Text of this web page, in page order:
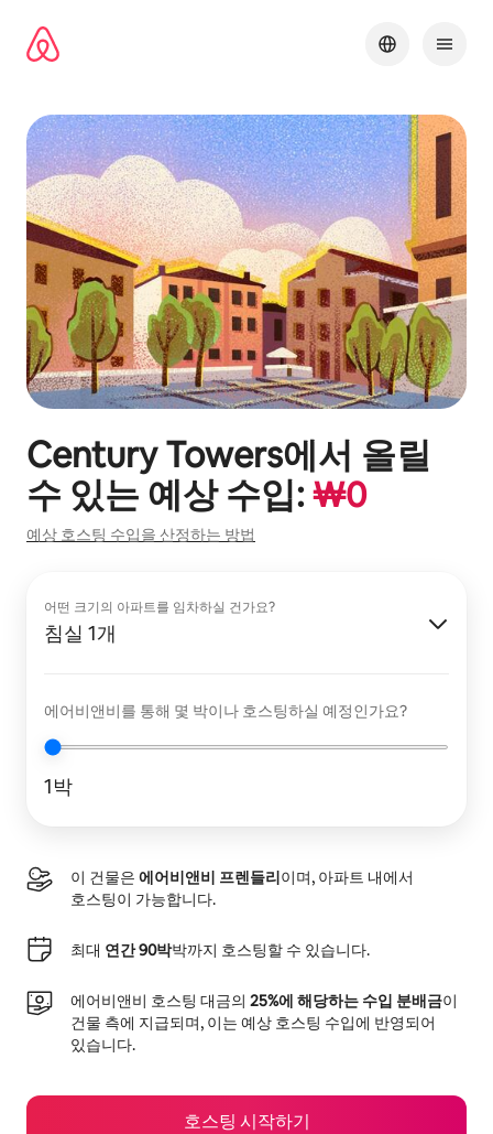
바로가기
Century Towers에서 올릴
수 있는 예상 수입:₩0
예상 호스팅 수입을 산정하는 방법
어떤 크기의 아파트를 임차하실 건가요?
침실 1개
에어비앤비를 통해 몇 박이나 호스팅하실 예정인가요?
1박
이 건물은 에어비앤비 프렌들리이며, 아파트 내에서
호스팅이 가능합니다.
최대 연간 90박박까지 호스팅할 수 있습니다.
에어비앤비 호스팅 대금의 25%에 해당하는 수입 분배금이
건물 측에 지급되며, 이는 예상 호스팅 수입에 반영되어
있습니다.
호스팅 시작하기